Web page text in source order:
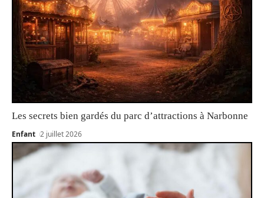
Les secrets bien gardés du parc d’attractions à Narbonne
Enfant 2 juillet 2026